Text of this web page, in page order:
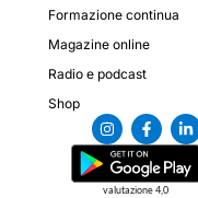
Formazione continua
Magazine online
Radio e podcast
Shop
valutazione 4,0